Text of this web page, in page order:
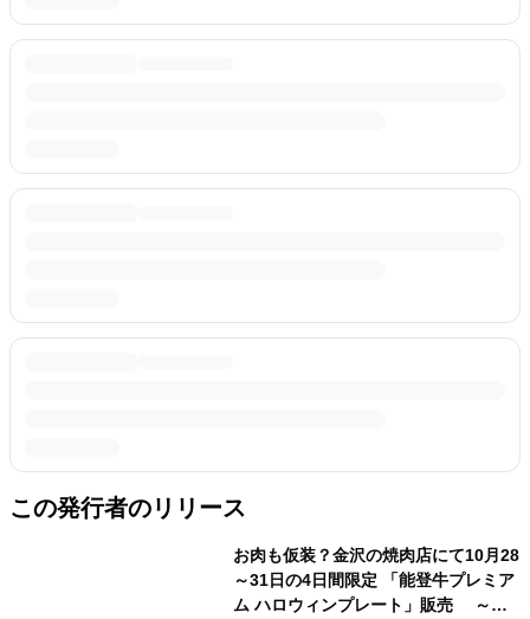
この発行者のリリース
お肉も仮装？金沢の焼肉店にて10月28
～31日の4日間限定 「能登牛プレミア
ム ハロウィンプレート」販売 ～創